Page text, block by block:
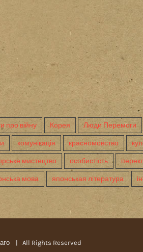
про війну Корея Люди Перемоги
комунікація красномовство
мистецтво особистість
мова японськая література
| All Rights Reserved